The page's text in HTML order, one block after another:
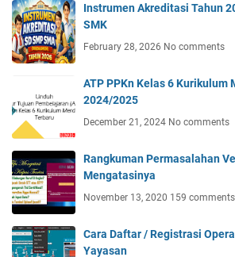
Instrumen Akreditasi Tahun
SMK
February 28, 2026 No comments
ATP PPKn Kelas 6 Kurikulum
2024/2025
December 21, 2024 No comments
Rangkuman Permasalahan
Mengatasinya
November 13, 2020 159 comments
Cara Daftar / Registrasi
Yayasan